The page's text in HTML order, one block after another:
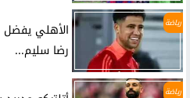
رياضة
الأهلي
رضا سليم...
رياضة